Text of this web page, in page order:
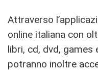
Attraverso
online italiana con
libri, cd, dvd,
potranno inoltre